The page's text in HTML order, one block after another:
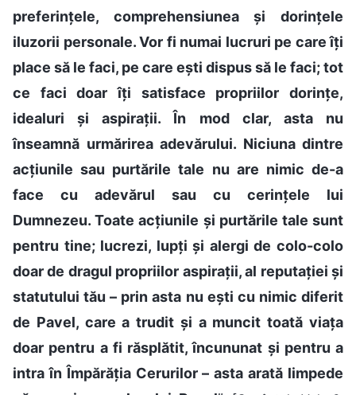
preferințele, comprehensiunea și dorințele
iluzorii personale. Vor fi numai lucruri pe care îți
place să le faci, pe care ești dispus să le faci; tot
ce faci doar îți satisface propriilor dorințe,
idealuri și aspirații. În mod clar, asta nu
înseamnă urmărirea adevărului. Niciuna dintre
acțiunile sau purtările tale nu are nimic de-a
face cu adevărul sau cu cerințele lui
Dumnezeu. Toate acțiunile și purtările tale sunt
pentru tine; lucrezi, lupți și alergi de colo-colo
doar de dragul propriilor aspirații, al reputației și
statutului tău – prin asta nu ești cu nimic diferit
de Pavel, care a trudit și a muncit toată viața
doar pentru a fi răsplătit, încununat și pentru a
intra în Împărăția Cerurilor – asta arată limpede